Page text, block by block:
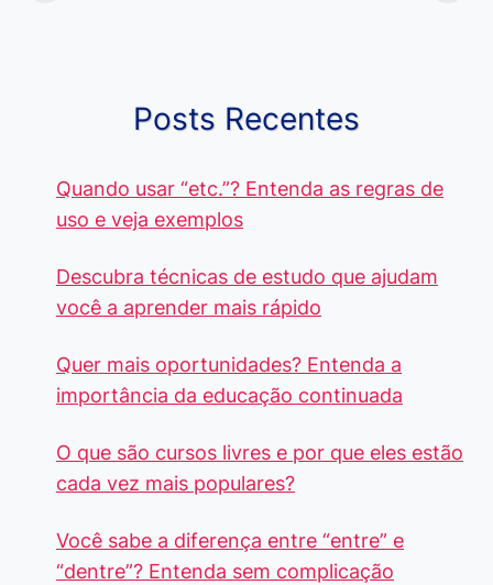
Posts Recentes
Quando usar “etc.”? Entenda as regras de
uso e veja exemplos
Descubra técnicas de estudo que ajudam
você a aprender mais rápido
Quer mais oportunidades? Entenda a
importância da educação continuada
O que são cursos livres e por que eles estão
cada vez mais populares?
Você sabe a diferença entre “entre” e
“dentre”? Entenda sem complicação